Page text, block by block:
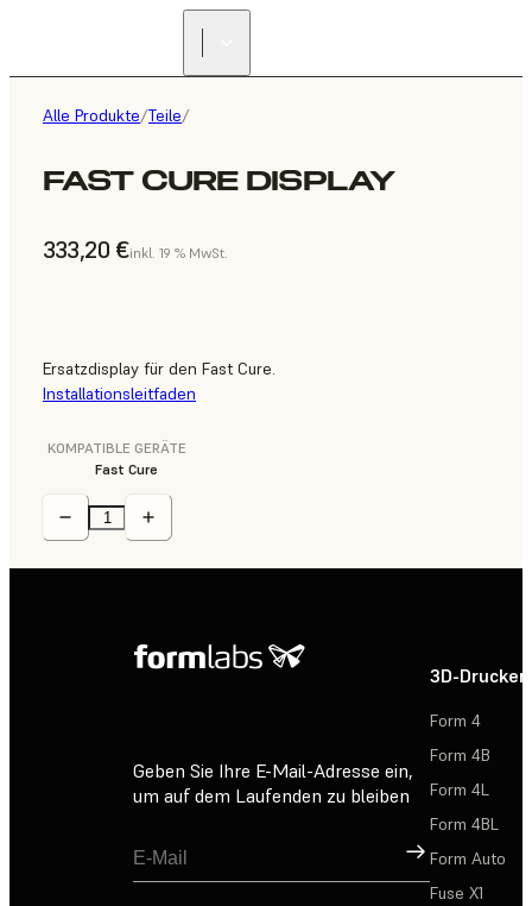
Alle Produkte/Teile/
FAST CURE DISPLAY
333,20 €inkl. 19 % MwSt.
Ersatzdisplay für den Fast Cure.
Installationsleitfaden
KOMPATIBLE GERÄTE
Fast Cure
Geben Sie Ihre E-Mail-Adresse ein,
um auf dem Laufenden zu bleiben
Registrieren
3D-Drucker
Form 4
Form 4B
Form 4L
Form 4BL
Form Auto
Fuse X1